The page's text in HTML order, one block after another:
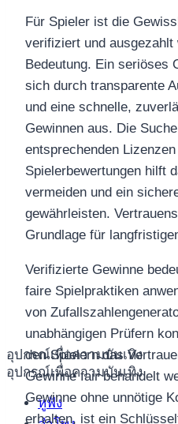
อุปกรณ์เพื่อความบันเทิง
อุปกรณ์เพื่อความบันเทิง
หูฟัง
Für Spieler ist die
verifiziert und
Bedeutung. Ein seriöses
sich durch transparente
und eine schnelle,
Gewinnen aus. Die
entsprechenden
Spielerbewertungen hilft
vermeiden und ein
gewährleisten.
Grundlage für
Verifizierte Gewinne
faire Spielpraktiken
von
unabhängigen Prüfern
den Spielern das
Gewinne fair behandelt
Gewinne ohne unnötige
erhalten, ist ein